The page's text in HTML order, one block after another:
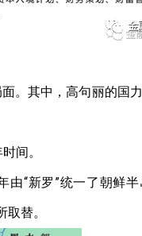
。其中，高句丽的国
间。
由“新罗”统一了朝鲜
替。